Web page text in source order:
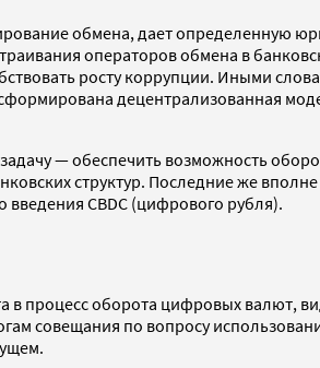
обмена, дает определенную
операторов обмена в
росту коррупции. Иными
децентрализованная
— обеспечить возможность
структур. Последние же
CBDC (цифрового рубля).
в процесс оборота цифровых валют,
совещания по вопросу